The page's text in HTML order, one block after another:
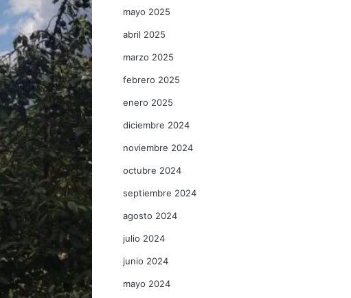
mayo 2025
abril 2025
marzo 2025
febrero 2025
enero 2025
diciembre 2024
noviembre 2024
octubre 2024
septiembre 2024
agosto 2024
julio 2024
junio 2024
mayo 2024